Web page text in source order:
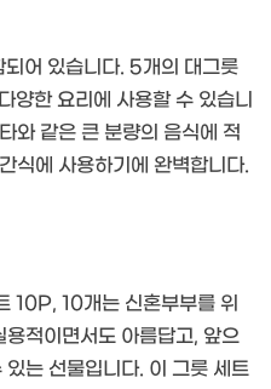
어 있습니다. 5개의 대그릇
양한 요리에 사용할 수 있습니
와 같은 큰 분량의 음식에 적
식에 사용하기에 완벽합니다.
10P, 10개는 신혼부부를 위
적이면서도 아름답고, 앞으
는 선물입니다. 이 그릇 세트